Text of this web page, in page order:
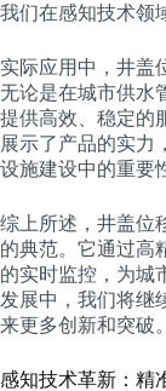
我们在感知技术领
实际应用中，井盖
无论是在城市供水
提供高效、稳定的
展示了产品的实力
设施建设中的重要
综上所述，井盖位
的典范。它通过高
的实时监控，为城
发展中，我们将继
来更多创新和突破。
感知技术革新：精